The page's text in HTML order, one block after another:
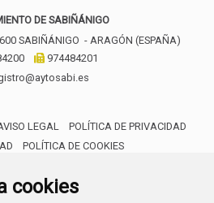
cookies
DE SABIÑÁNIGO
SABIÑÁNIGO - ARAGÓN (ESPAÑA)
974484201
LEGAL
POLÍTICA DE PRIVACIDAD
POLÍTICA DE COOKIES